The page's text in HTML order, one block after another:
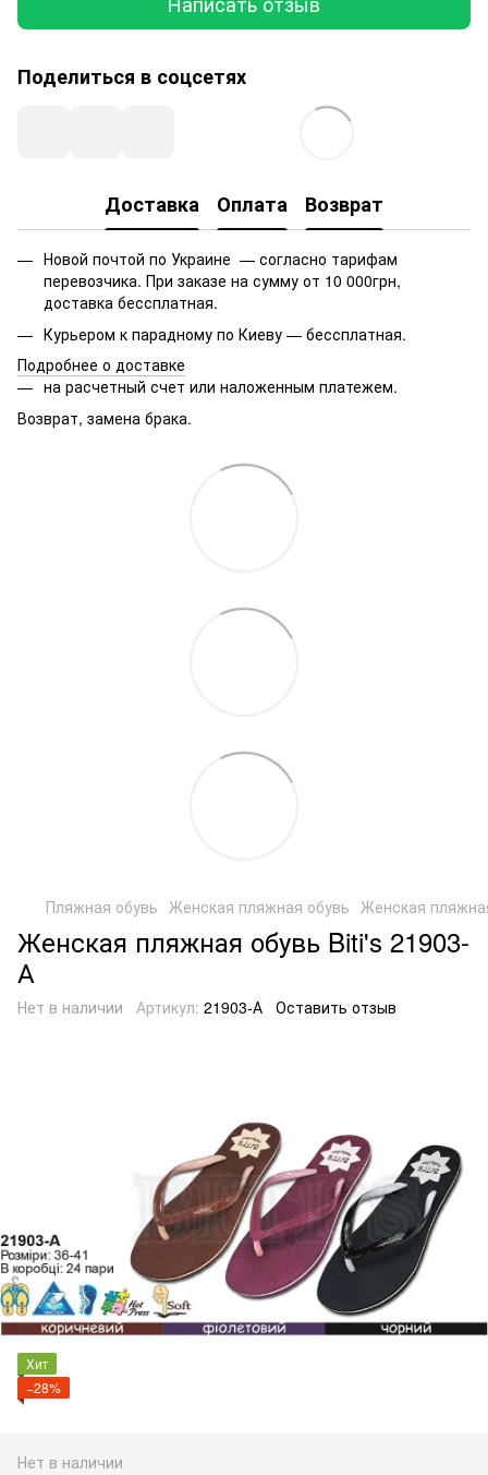
Поделиться в соцсетях
Доставка Оплата Возврат
Новой почтой по Украине — согласно тарифам
перевозчика. При заказе на сумму от 10 000грн,
доставка бессплатная.
Курьером к парадному по Киеву — бессплатная.
Подробнее о доставке
на расчетный счет или наложенным платежем.
Возврат, замена брака.
Пляжная обувь Женская пляжная обувь Женская
Женская пляжная обувь Biti's 21903-
А
Нет в наличии Артикул: 21903-А Оставить отзыв
Хит
−28%
Нет в наличии